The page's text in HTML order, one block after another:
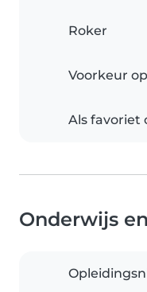
Roker
Voorkeur
Als favoriet
Onderwijs